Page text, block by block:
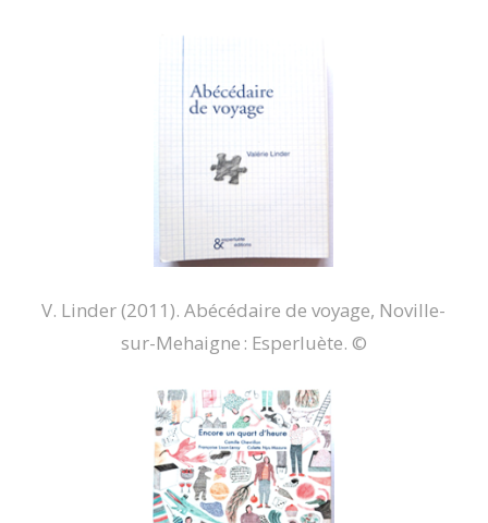
V. Linder (2011).Abécédaire de voyage, Noville-
sur-Mehaigne : Esperluète. ©